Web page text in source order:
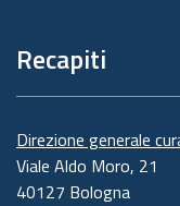
Recapiti
Direzione generale
Viale Aldo Moro, 21
40127 Bologna